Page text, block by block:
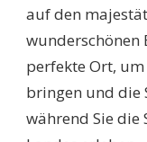
auf den
wunderschönen
perfekte Ort,
bringen und die
während Sie die